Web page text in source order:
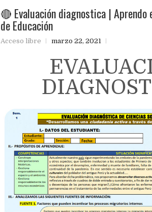
🔴 Evaluación diagnostica |
de Educación
Acceso libre marzo 22, 2021